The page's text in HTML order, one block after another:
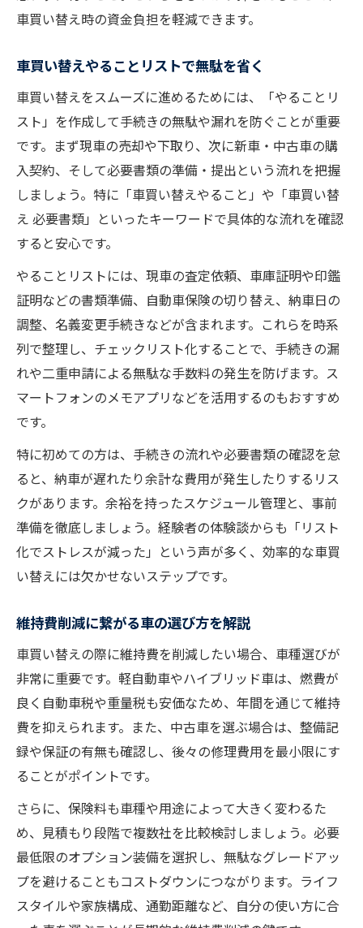
車買い替え時の資金負担を軽減できます。
車買い替えやることリストで無駄を省く
車買い替えをスムーズに進めるためには、「やることリ
スト」を作成して手続きの無駄や漏れを防ぐことが重要
です。まず現車の売却や下取り、次に新車・中古車の購
入契約、そして必要書類の準備・提出という流れを把握
しましょう。特に「車買い替えやること」や「車買い替
え 必要書類」といったキーワードで具体的な流れを確認
すると安心です。
やることリストには、現車の査定依頼、車庫証明や印鑑
証明などの書類準備、自動車保険の切り替え、納車日の
調整、名義変更手続きなどが含まれます。これらを時系
列で整理し、チェックリスト化することで、手続きの漏
れや二重申請による無駄な手数料の発生を防げます。ス
マートフォンのメモアプリなどを活用するのもおすすめ
です。
特に初めての方は、手続きの流れや必要書類の確認を怠
ると、納車が遅れたり余計な費用が発生したりするリス
クがあります。余裕を持ったスケジュール管理と、事前
準備を徹底しましょう。経験者の体験談からも「リスト
化でストレスが減った」という声が多く、効率的な車買
い替えには欠かせないステップです。
維持費削減に繋がる車の選び方を解説
車買い替えの際に維持費を削減したい場合、車種選びが
非常に重要です。軽自動車やハイブリッド車は、燃費が
良く自動車税や重量税も安価なため、年間を通じて維持
費を抑えられます。また、中古車を選ぶ場合は、整備記
録や保証の有無も確認し、後々の修理費用を最小限にす
ることがポイントです。
さらに、保険料も車種や用途によって大きく変わるた
め、見積もり段階で複数社を比較検討しましょう。必要
最低限のオプション装備を選択し、無駄なグレードアッ
プを避けることもコストダウンにつながります。ライフ
スタイルや家族構成、通勤距離など、自分の使い方に合